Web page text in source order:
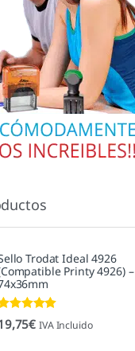
Trodat Ideal 4926
Printy 4926) –
con
5.00de 5
€ IVA Incluido